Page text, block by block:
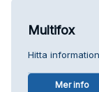
Multifox
Hitta
Mer info